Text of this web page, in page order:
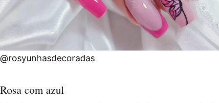
@rosyunhasdecoradas
Rosa com azul